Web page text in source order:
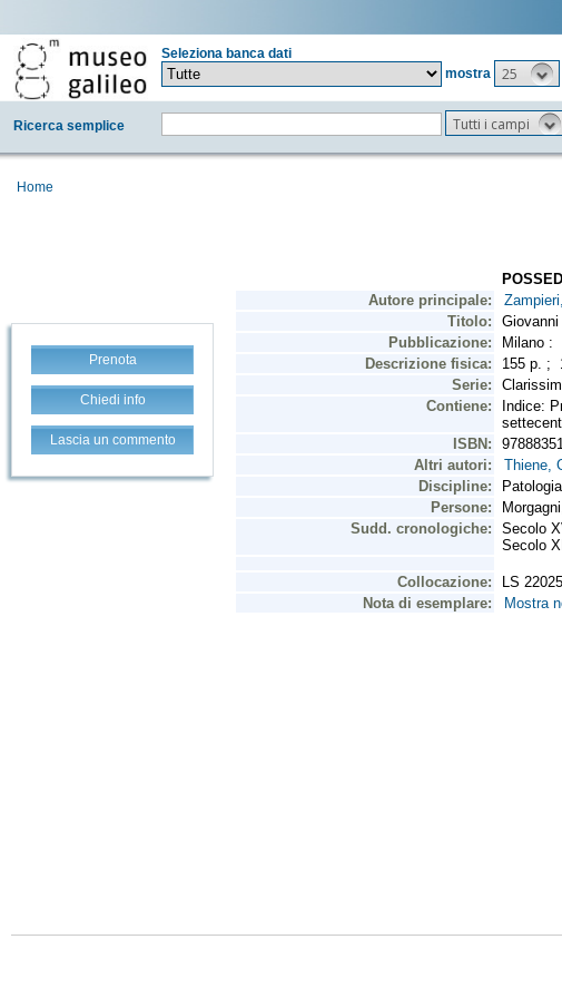
Seleziona banca dati
mostra
25
Ricerca semplice Tutti i campi
Home
Prenota
Chiedi info
Lascia un commento